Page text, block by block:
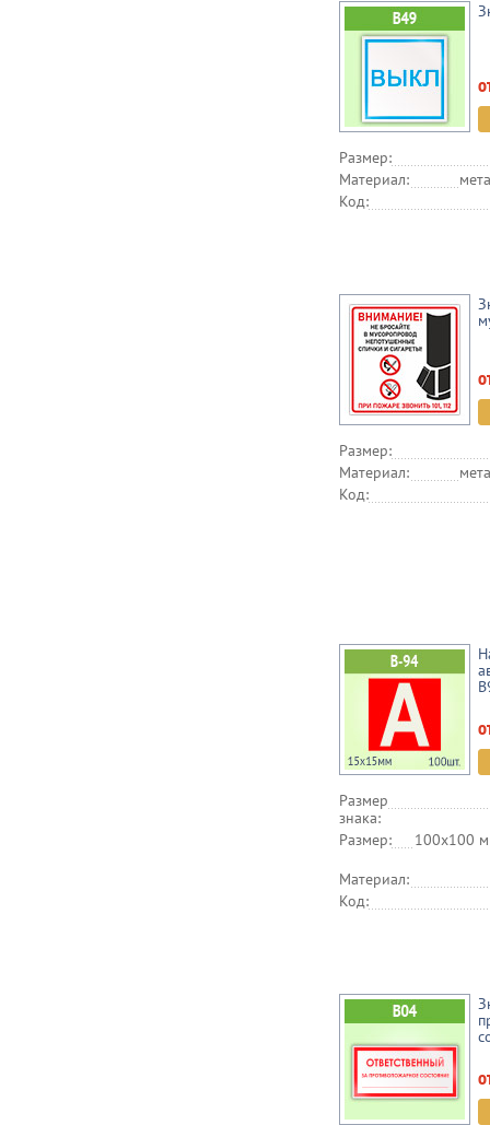
Размер:
Материал:
Код:
Размер:
Материал:
Код:
Размер
знака:
Размер:
100х100
Материал:
Код: